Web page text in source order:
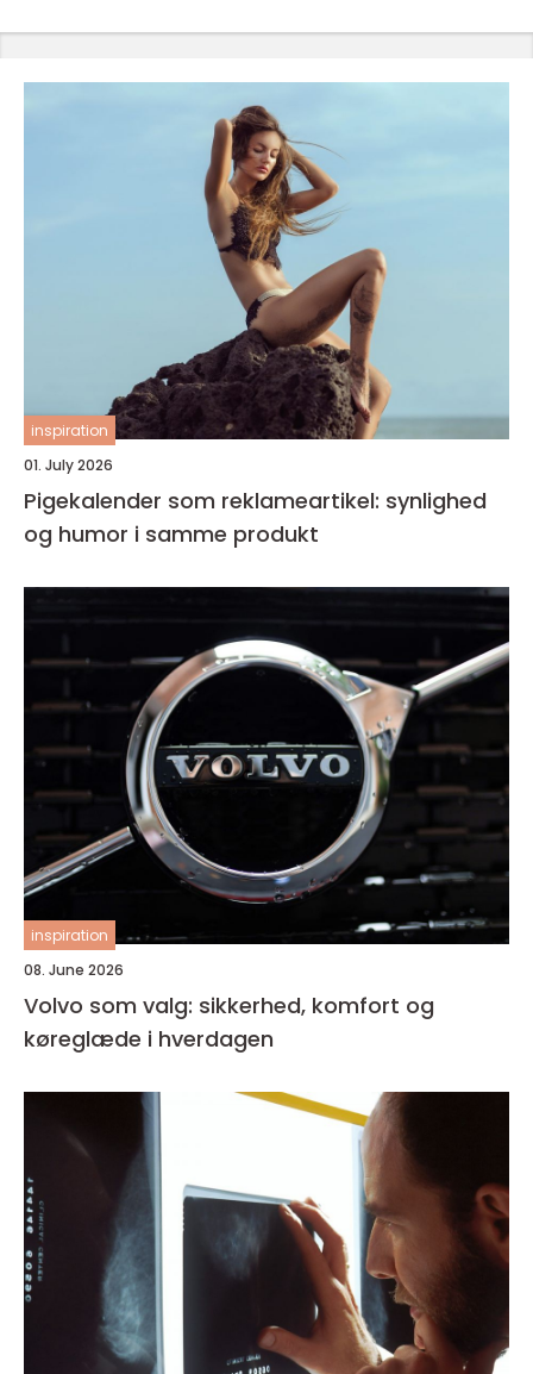
inspiration
01. July 2026
Pigekalender som reklameartikel: synlighed
og humor i samme produkt
inspiration
08. June 2026
Volvo som valg: sikkerhed, komfort og
køreglæde i hverdagen